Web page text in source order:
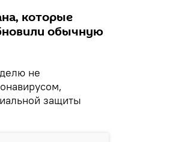
которые
обычную
не
защиты